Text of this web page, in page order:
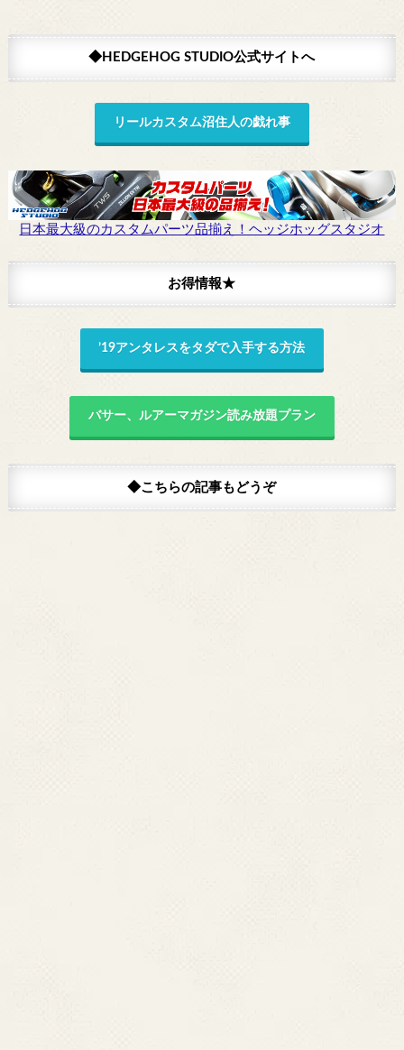
◆HEDGEHOG STUDIO公式サイトへ
リールカスタム沼住人の戯れ事
日本最大級のカスタムパーツ品揃え！ヘッジホッグスタジオ
お得情報★
’19アンタレスをタダで入手する方法
バサー、ルアーマガジン読み放題プラン
◆こちらの記事もどうぞ